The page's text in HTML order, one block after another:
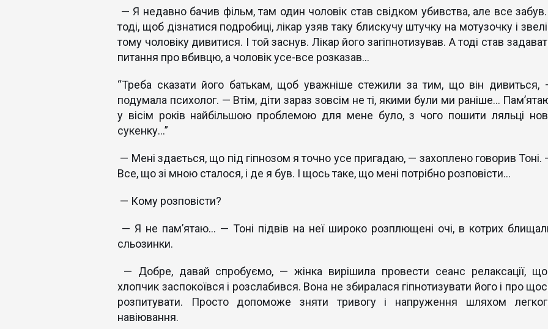
— Я недавно бачив фільм, там один чоловік став свідком убивства, але все забув.
тоді, щоб дізнатися подробиці, лікар узяв таку блискучу штучку на мотузочку і
тому чоловіку дивитися. І той заснув. Лікар його загіпнотизував. А тоді став
питання про вбивцю, а чоловік усе-все розказав…
“Треба сказати його батькам, щоб уважніше стежили за тим, що він дивиться,
подумала психолог. — Втім, діти зараз зовсім не ті, якими були ми раніше…
у вісім років найбільшою проблемою для мене було, з чого пошити ляльці
сукенку…”
— Мені здається, що під гіпнозом я точно усе пригадаю, — захоплено говорив Тоні.
Все, що зі мною сталося, і де я був. І щось таке, що мені потрібно розповісти…
— Кому розповісти?
— Я не пам’ятаю… — Тоні підвів на неї широко розплющені очі, в котрих
сльозинки.
— Добре, давай спробуємо, — жінка вирішила провести сеанс релаксації,
хлопчик заспокоївся і розслабився. Вона не збиралася гіпнотизувати його і про
розпитувати. Просто допоможе зняти тривогу і напруження шляхом
навіювання.